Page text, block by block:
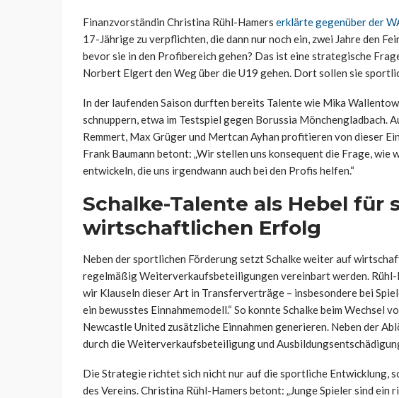
Finanzvorständin Christina Rühl-Hamers erklärte gegenüber der
17-Jährige zu verpflichten, die dann nur noch ein, zwei Jahre den
bevor sie in den Profibereich gehen? Das ist eine strategische
Norbert Elgert den Weg über die U19 gehen. Dort sollen sie
In der laufenden Saison durften bereits Talente wie Mika
schnuppern, etwa im Testspiel gegen Borussia Mönchengladbach.
Remmert, Max Grüger und Mertcan Ayhan profitieren von dieser
Frank Baumann betont: „Wir stellen uns konsequent die Frage, wie
entwickeln, die uns irgendwann auch bei den Profis helfen.“
Schalke-Talente als Hebel für
wirtschaftlichen Erfolg
Neben der sportlichen Förderung setzt Schalke weiter auf
regelmäßig Weiterverkaufsbeteiligungen vereinbart werden. Rühl-
wir Klauseln dieser Art in Transferverträge – insbesondere bei
ein bewusstes Einnahmemodell.“ So konnte Schalke beim Wechsel
Newcastle United zusätzliche Einnahmen generieren. Neben der
durch die Weiterverkaufsbeteiligung und
Die Strategie richtet sich nicht nur auf die sportliche Entwicklung,
des Vereins. Christina Rühl-Hamers betont: „Junge Spieler sind ein